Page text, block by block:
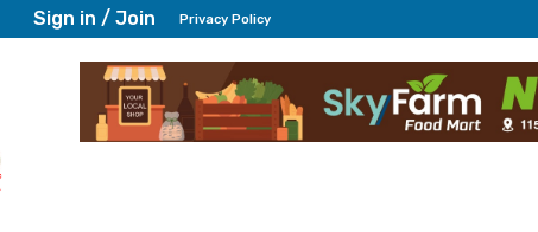
Sign in / Join Privacy Policy